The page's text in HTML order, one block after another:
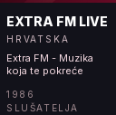
EXTRA FM LIVE
HRVATSKA
Extra FM - Muzika
koja te pokreće
1986
SLUŠATELJA